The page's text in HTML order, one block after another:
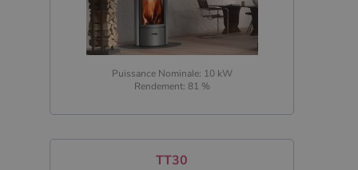
Puissance Nominale: 10 kW
Rendement: 81 %
TT30